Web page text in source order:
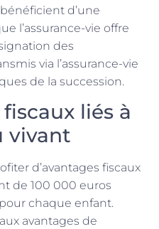
d’une
l’assurance-vie offre
des
via l’assurance-vie
de la succession.
liés à
vivant
d’avantages fiscaux
de 100 000 euros
chaque enfant.
avantages de